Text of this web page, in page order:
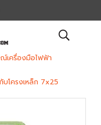
เครื่องมือไฟฟ้า
บโครงเหล็ก 7x25